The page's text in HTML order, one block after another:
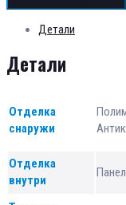
Детали
Детали
Отделка
снаружи
Отделка
внутри